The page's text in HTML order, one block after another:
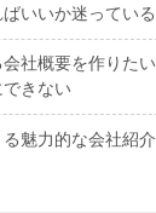
いいか迷っている
社概要を作りたい
きない
魅力的な会社紹介